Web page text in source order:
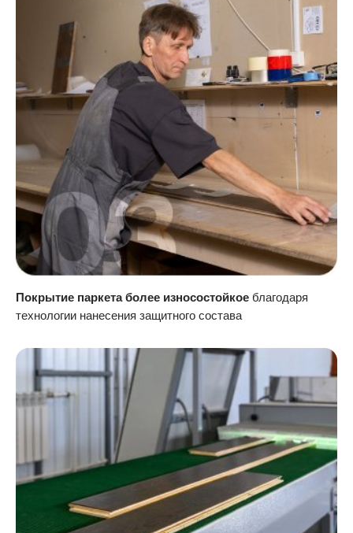
Покрытие паркета более износостойкое благодаря
технологии нанесения защитного состава